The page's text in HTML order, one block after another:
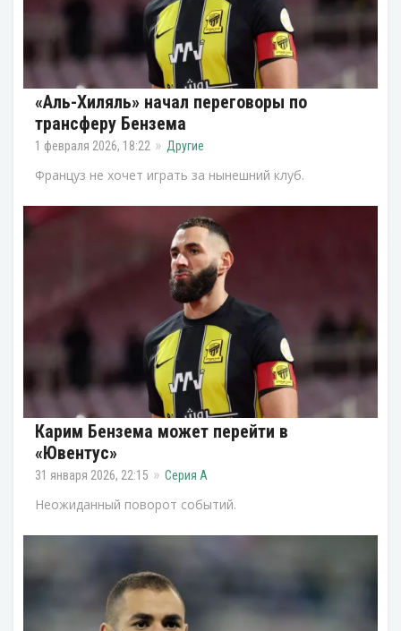
«Аль-Хиляль» начал переговоры по
трансферу Бензема
1 февраля 2026, 18:22 Другие
Француз не хочет играть за нынешний клуб.
Карим Бензема может перейти в
«Ювентус»
31 января 2026, 22:15 Серия А
Неожиданный поворот событий.